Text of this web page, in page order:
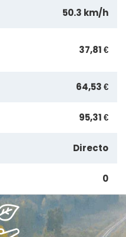
50.3 km/h
37,81 €
64,53 €
95,31 €
Directo
0